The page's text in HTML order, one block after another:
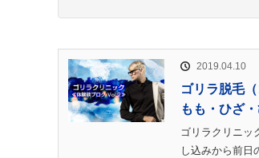
2019.04.10
ゴリラ脱毛
もも・ひざ
ゴリラクリニッ
し込みから前日